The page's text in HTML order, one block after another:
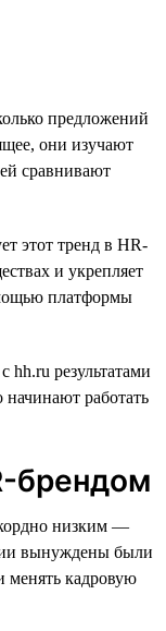
предложений
они изучают
сравнивают
этот тренд в HR-
и укрепляет
платформы
hh.ru результатами
работать
брендом
низким —
вынуждены были
менять кадровую